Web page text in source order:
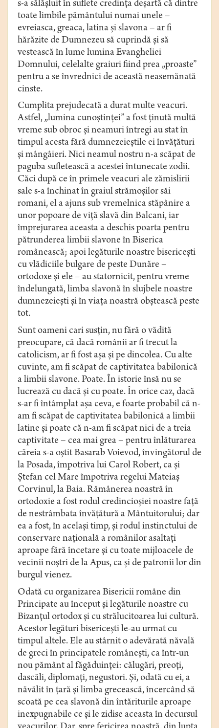
s-a sălăşluit în suflete credinţa deşartă că dintre
toate limbile pământului numai unele –
evreiasca, greaca, latina şi slavona – ar fi
hărăzite de Dumnezeu să cuprindă şi să
vestească în lume lumina Evangheliei
Domnului, celelalte graiuri fiind prea „proaste”
pentru a se învrednici de această neasemănată
cinste.
Cumplita prejudecată a durat multe veacuri.
Astfel, „lumina cunoştinţei” a fost ţinută multă
vreme sub obroc şi neamuri întregi au stat în
timpul acesta fără dumnezeieştile ei învăţături
şi mângâieri. Nici neamul nostru n-a scăpat de
paguba sufletească a acestei întunecate zodii.
Căci după ce în primele veacuri ale zămislirii
sale s-a închinat în graiul strămoşilor săi
romani, el a ajuns sub vremelnica stăpânire a
unor popoare de viţă slavă din Balcani, iar
împrejurarea aceasta a deschis poarta pentru
pătrunderea limbii slavone în Biserica
românească; apoi legăturile noastre bisericeşti
cu vlădiciile bulgare de peste Dunăre –
ortodoxe şi ele – au statornicit, pentru vreme
îndelungată, limba slavonă în slujbele noastre
dumnezeieşti şi în viaţa noastră obştească peste
tot.
Sunt oameni cari susţin, nu fără o vădită
preocupare, că dacă românii ar fi trecut la
catolicism, ar fi fost aşa şi pe dincolea. Cu alte
cuvinte, am fi scăpat de captivitatea babilonică
a limbii slavone. Poate. În istorie însă nu se
lucrează cu dacă şi cu poate. În orice caz, dacă
s-ar fi întâmplat aşa ceva, e foarte probabil că n-
am fi scăpat de captivitatea babilonică a limbii
latine şi poate că n-am fi scăpat nici de a treia
captivitate – cea mai grea – pentru înlăturarea
căreia s-a oştit Basarab Voievod, învingătorul de
la Posada, împotriva lui Carol Robert, ca şi
Ştefan cel Mare împotriva regelui Mateiaş
Corvinul, la Baia. Rămânerea noastră în
ortodoxie a fost rodul credincioşiei noastre faţă
de nestrâmbata învăţătură a Mântuitorului; dar
ea a fost, în acelaşi timp, şi rodul instinctului de
conservare naţională a românilor asaltaţi
aproape fără încetare şi cu toate mijloacele de
vecinii noştri de la Apus, ca şi de patronii lor din
burgul vienez.
Odată cu organizarea Bisericii române din
Principate au început şi legăturile noastre cu
Bizanţul ortodox şi cu strălucitoarea lui cultură.
Acestor legături bisericeşti le-au urmat cu
timpul altele. Ele au stârnit o adevărată năvală
de greci în principatele româneşti, ca într-un
nou pământ al făgăduinţei: călugări, preoţi,
dascăli, diplomaţi, negustori. Şi, odată cu ei, a
năvălit în ţară şi limba grecească, încercând să
scoată pe cea slavonă din întăriturile aproape
inexpugnabile ce şi le zidise aceasta în decursul